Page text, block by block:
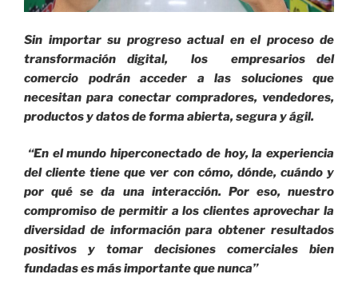
Sin importar su progreso actual en el proceso de
transformación digital, los empresarios del
comercio podrán acceder a las soluciones que
necesitan para conectar compradores, vendedores,
productos y datos de forma abierta, segura y ágil.
“En el mundo hiperconectado de hoy, la experiencia
del cliente tiene que ver con cómo, dónde, cuándo y
por qué se da una interacción. Por eso, nuestro
compromiso de permitir a los clientes aprovechar la
diversidad de información para obtener resultados
positivos y tomar decisiones comerciales bien
fundadas es más importante que nunca”